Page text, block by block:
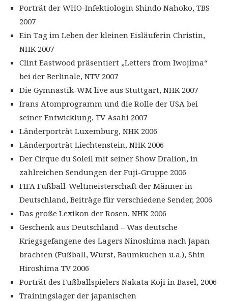
Porträt der WHO-Infektiologin Shindo Nahoko, TBS
2007
Ein Tag im Leben der kleinen Eisläuferin Christin,
NHK 2007
Clint Eastwood präsentiert „Letters from Iwojima“
bei der Berlinale, NTV 2007
Die Gymnastik-WM live aus Stuttgart, NHK 2007
Irans Atomprogramm und die Rolle der USA bei
seiner Entwicklung, TV Asahi 2007
Länderporträt Luxemburg, NHK 2006
Länderporträt Liechtenstein, NHK 2006
Der Cirque du Soleil mit seiner Show Dralion, in
zahlreichen Sendungen der Fuji-Gruppe 2006
FIFA Fußball-Weltmeisterschaft der Männer in
Deutschland, Beiträge für verschiedene Sender, 2006
Das große Lexikon der Rosen, NHK 2006
Geschenk aus Deutschland – Was deutsche
Kriegsgefangene des Lagers Ninoshima nach Japan
brachten (Fußball, Wurst, Baumkuchen u.a.), Shin
Hiroshima TV 2006
Porträt des Fußballspielers Nakata Koji in Basel, 2006
Trainingslager der japanischen